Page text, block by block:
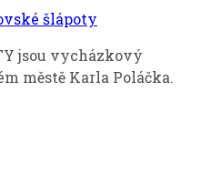
šlápoty
jsou vycházkový
městě Karla Poláčka.